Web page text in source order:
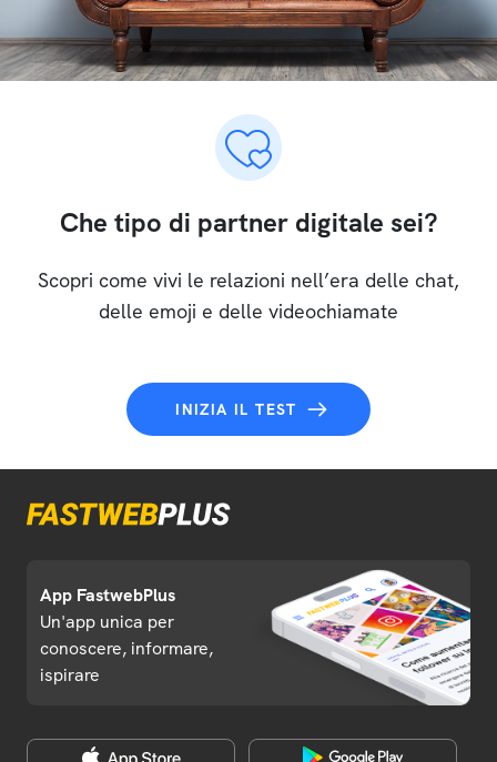
Che tipo di partner digitale sei?
Scopri come vivi le relazioni nell’era delle chat,
delle emoji e delle videochiamate
INIZIA IL TEST
App FastwebPlus
Un'app unica per
conoscere, informare,
ispirare